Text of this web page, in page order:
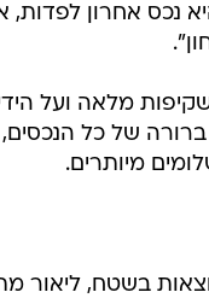
שקיפות מלאה ועל
של כל הנכסים,
מיותרים.
בשטח, ליאור